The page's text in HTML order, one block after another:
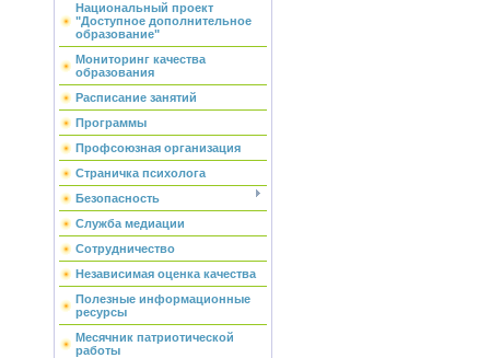
Национальный проект
"Доступное дополнительное
образование"
Мониторинг качества
образования
Расписание занятий
Программы
Профсоюзная организация
Страничка психолога
Безопасность
Служба медиации
Сотрудничество
Независимая оценка качества
Полезные информационные
ресурсы
Месячник патриотической
работы